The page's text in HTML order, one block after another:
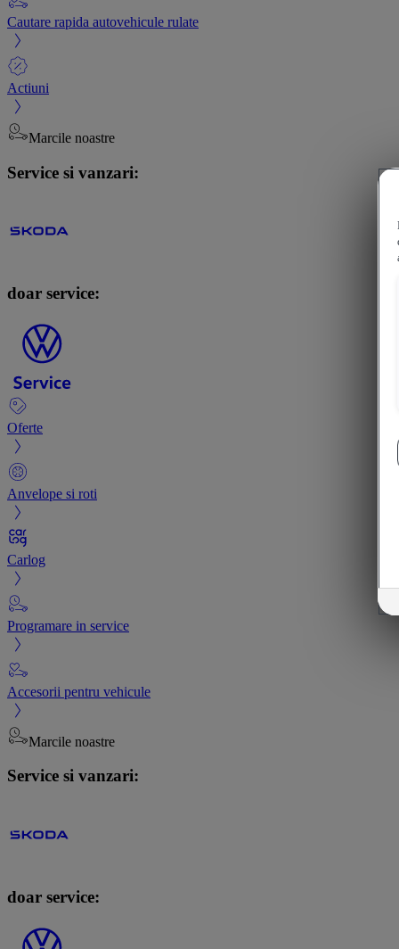
Cautare rapida autovehicule rulate
Actiuni
Marcile noastre
Service si vanzari:
doar service:
Oferte
Anvelope si roti
Carlog
Programare in service
Accesorii pentru vehicule
Marcile noastre
Service si vanzari:
doar service: